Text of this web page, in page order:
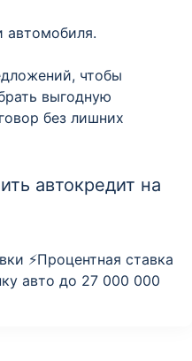
автомобиля.
чтобы
выгодную
без лишних
автокредит на
⚡️Процентная ставка
авто до 27 000 000